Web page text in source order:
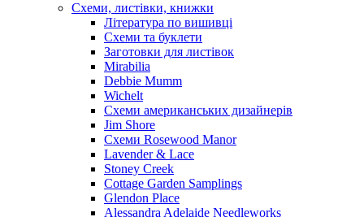
Схеми, листівки, книжки
Література по вишивці
Схеми та буклети
Заготовки для листівок
Mirabilia
Debbie Mumm
Wichelt
Схеми американських дизайнерів
Jim Shore
Cхеми Rosewood Manor
Lavender & Lace
Stoney Creek
Cottage Garden Samplings
Glendon Place
Alessandra Adelaide Needleworks